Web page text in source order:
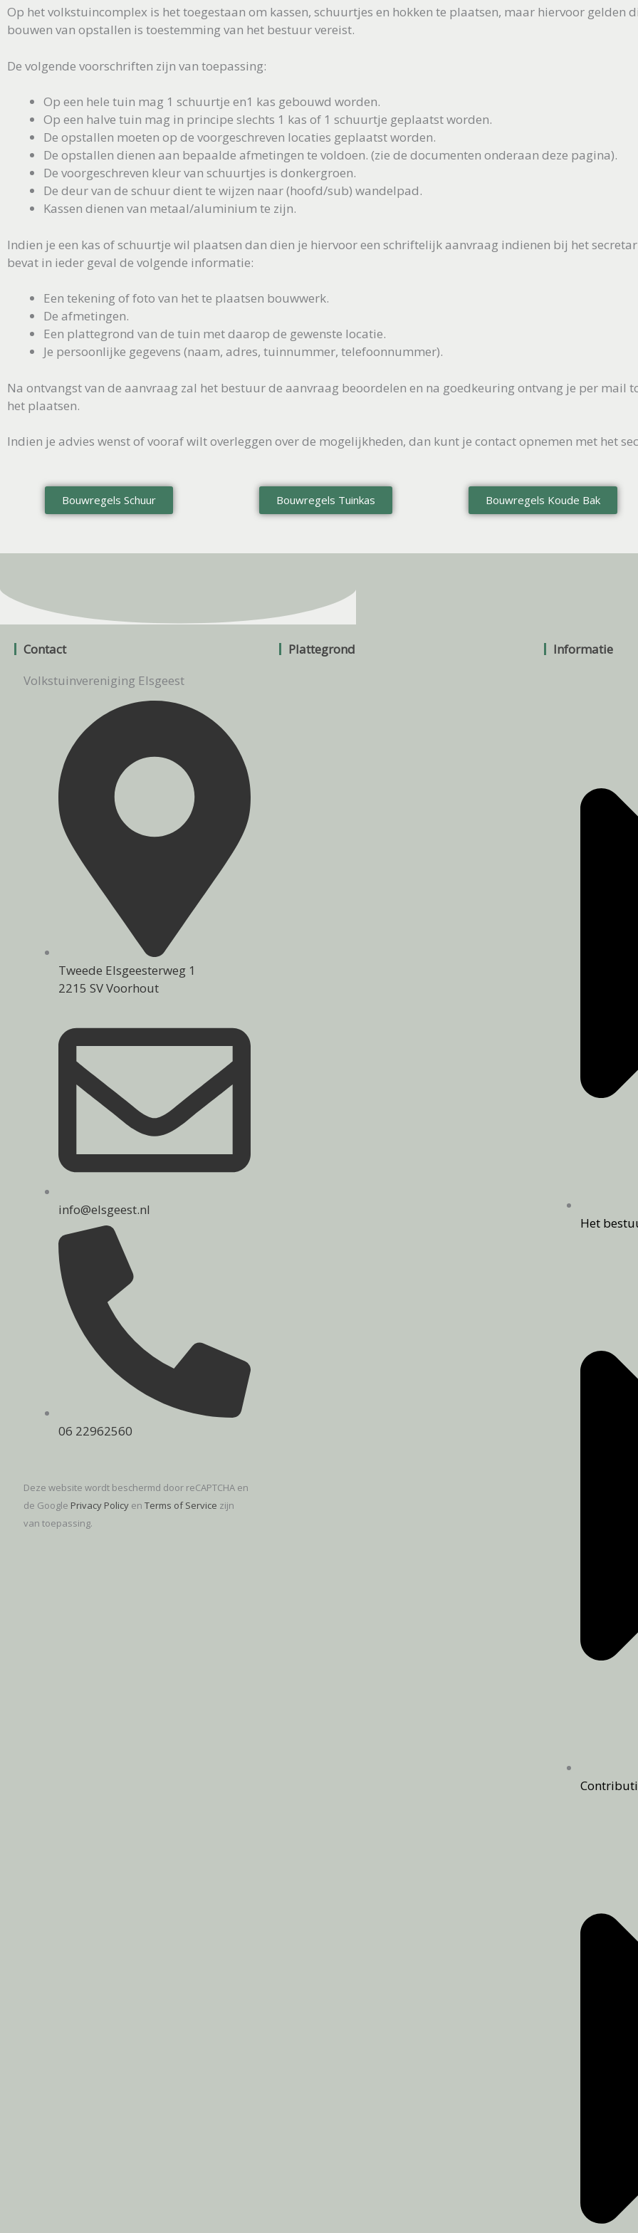
Op het volkstuincomplex is het toegestaan om kassen, schuurtjes en hokken te plaatsen, maar hiervoor gelden
bouwen van opstallen is toestemming van het bestuur vereist.
De volgende voorschriften zijn van toepassing:
Op een hele tuin mag 1 schuurtje en1 kas gebouwd worden.
Op een halve tuin mag in principe slechts 1 kas of 1 schuurtje geplaatst worden.
De opstallen moeten op de voorgeschreven locaties geplaatst worden.
De opstallen dienen aan bepaalde afmetingen te voldoen. (zie de documenten onderaan deze pagina).
De voorgeschreven kleur van schuurtjes is donkergroen.
De deur van de schuur dient te wijzen naar (hoofd/sub) wandelpad.
Kassen dienen van metaal/aluminium te zijn.
Indien je een kas of schuurtje wil plaatsen dan dien je hiervoor een schriftelijk aanvraag indienen bij het
bevat in ieder geval de volgende informatie:
Een tekening of foto van het te plaatsen bouwwerk.
De afmetingen.
Een plattegrond van de tuin met daarop de gewenste locatie.
Je persoonlijke gegevens (naam, adres, tuinnummer, telefoonnummer).
Na ontvangst van de aanvraag zal het bestuur de aanvraag beoordelen en na goedkeuring ontvang je per mail
het plaatsen.
Indien je advies wenst of vooraf wilt overleggen over de mogelijkheden, dan kunt je contact opnemen met het
Bouwregels Schuur Bouwregels Tuinkas Bouwregels Koude Bak
Contact
Volkstuinvereniging Elsgeest
Tweede Elsgeesterweg 1
2215 SV Voorhout
info@elsgeest.nl
06 22962560
Deze website wordt beschermd door reCAPTCHA en
de Google Privacy Policy en Terms of Service zijn
van toepassing.
Plattegrond Informatie
Het